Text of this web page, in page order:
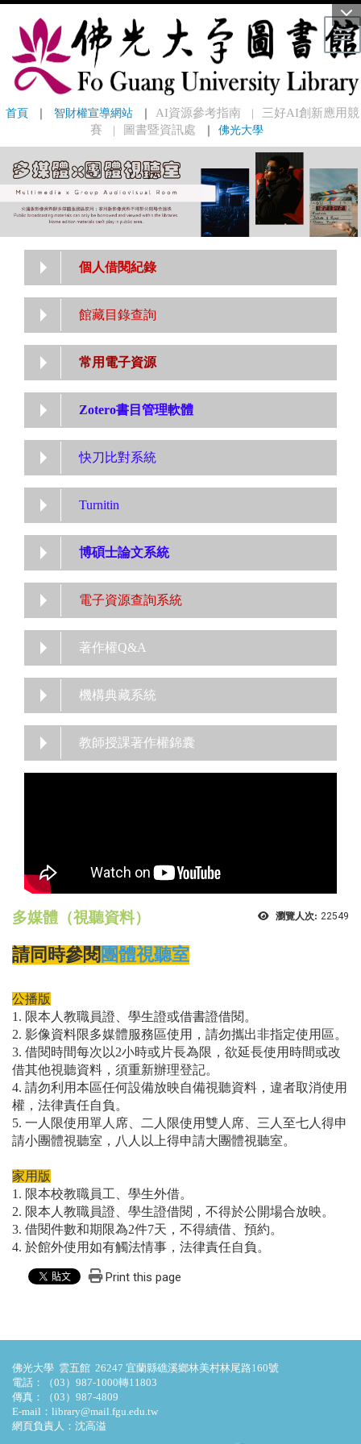
首頁 ｜ 智財權宣導網站 ｜ AI資源參考指南
三好AI創新應用競
賽
圖書暨資訊處 ｜ 佛光大學
個人借閱紀錄
館藏目錄查詢
常用電子資源
Zotero書目管理軟體
快刀比對系統
Turnitin
博碩士論文系統
電子資源查詢系統
著作權Q&A
機構典藏系統
教師授課著作權錦囊
瀏覽人次: 22549
多媒體（視聽資料）
請同時參閱 團體視聽室
公播版
1. 限本人教職員證、學生證或借書證借閱。
2. 影像資料限多媒體服務區使用，請勿攜出非指定使用區。
3. 借閱時間每次以2小時或片長為限，欲延長使用時間或改
借其他視聽資料，須重新辦理登記。
4. 請勿利用本區任何設備放映自備視聽資料，違者取消使用
權，法律責任自負。
5. 一人限使用單人席、二人限使用雙人席、三人至七人得申
請小團體視聽室，八人以上得申請大團體視聽室。
家用版
1. 限本校教職員工、學生外借。
2. 限本人教職員證、學生證借閱，不得於公開場合放映。
3. 借閱件數和期限為2件7天，不得續借、預約。
4. 於館外使用如有觸法情事，法律責任自負。
Print this page
佛光大學 雲五館 26247 宜蘭縣礁溪鄉林美村林尾路160號
電話：（03）987-1000轉11803
傳真：（03）987-4809
E-mail：library@mail.fgu.edu.tw
網頁負責人：沈高溢